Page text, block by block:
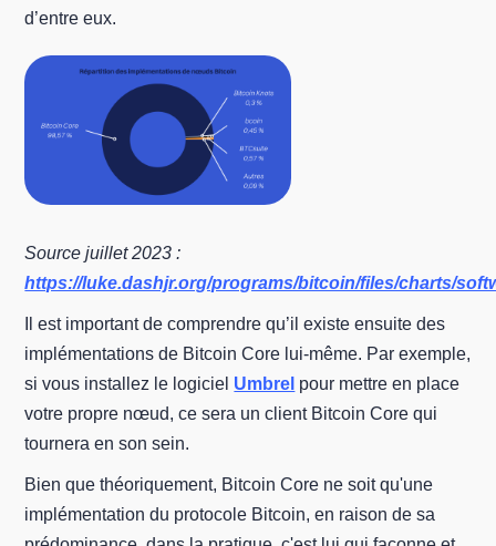
d’entre eux.
Source juillet 2023 :
https://luke.dashjr.org/programs/bitcoin/files/charts/
Il est important de comprendre qu’il existe ensuite des
implémentations de Bitcoin Core lui-même. Par exemple,
si vous installez le logiciel Umbrel pour mettre en place
votre propre nœud, ce sera un client Bitcoin Core qui
tournera en son sein.
Bien que théoriquement, Bitcoin Core ne soit qu'une
implémentation du protocole Bitcoin, en raison de sa